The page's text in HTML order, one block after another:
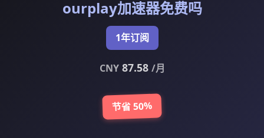
ourplay加速器免费吗
1年订阅
CNY87.58 /月
节省 50%